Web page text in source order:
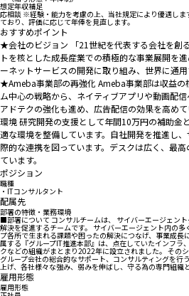
想定年収補足
応相談 ※経験・能力を考慮の上、当社規定により優遇し
ており、評価に応じて年俸を見直します。
おすすめポイント
★会社のビジョン 「21世紀を代表する会社を創
トを核とした成長産業での積極的な事業展開を
ーネットサービスの開発に取り組み、世界に通用
★Ameba事業部の再強化 Ameba事業部は収益の
ム中心の戦略から、ネイティブアプリや動画配信
アドテクの強化も進め、広告配信の効果を高め
環境 研究開発の支援として年間10万円の補助金
適な環境を整備しています。自社開発を推進し
際的な連携を図っています。デスクは広く、最
ています。
ポジション
職種
・ITコンサルタント
配属先
部署の特徴・業務環境
■部署について コンサルチームは、 サイバーエージェン
解決を促進するチームです。 サイバーエージェント内の
プ各所で生まれる課題や困ったの解決につなげ、事業成長
属する『グループIT推進本部』は、点在していたインフラ
クなどの組織がまとまり2022年に設立されました。 その
グループ会社の総合的なサポート、コンサルティングを行
上げ、各社様々な強み、弱みを伸ばし、守る為の専門組織
雇用形態
雇用形態